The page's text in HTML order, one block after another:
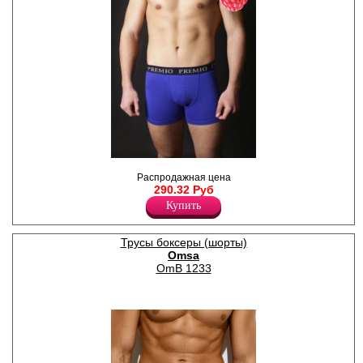
по поясу элстичная резинка
с надписью " Premio"
Лайкра 5%
Хлопок 95%
Распродажная цена
290.32 Руб
Купить
Трусы боксеры (шорты)
Omsa
OmB 1233